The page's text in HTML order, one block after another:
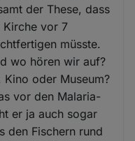
der These, dass
Kirche vor 7
müsste.
wo hören wir auf?
Kino oder Museum?
vor den Malaria-
er ja auch sogar
den Fischern rund